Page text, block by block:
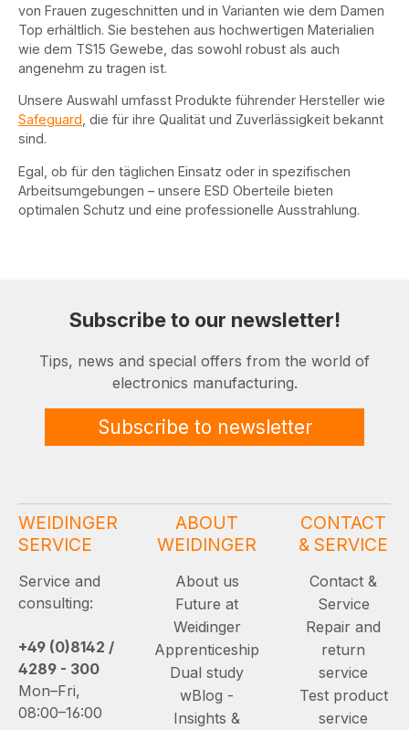
von Frauen zugeschnitten und in Varianten wie dem Damen
Top erhältlich. Sie bestehen aus hochwertigen Materialien
wie dem TS15 Gewebe, das sowohl robust als auch
angenehm zu tragen ist.
Unsere Auswahl umfasst Produkte führender Hersteller wie
Safeguard , die für ihre Qualität und Zuverlässigkeit bekannt
sind.
Egal, ob für den täglichen Einsatz oder in spezifischen
Arbeitsumgebungen – unsere ESD Oberteile bieten
optimalen Schutz und eine professionelle Ausstrahlung.
Subscribe to our newsletter!
Tips, news and special offers from the world of
electronics manufacturing.
Subscribe to newsletter
WEIDINGER
SERVICE
Service and
consulting:
+49 (0)8142 /
4289 - 300
Mon–Fri,
08:00–16:00
ABOUT
WEIDINGER
About us
Future at
Weidinger
Apprenticeship
Dual study
wBlog -
Insights &
CONTACT
& SERVICE
Contact &
Service
Repair and
return
service
Test product
service